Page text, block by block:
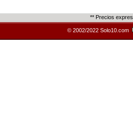
** Precios
© 2002/2022 Solo10.com